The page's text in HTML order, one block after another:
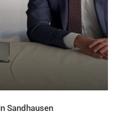
Sandhausen